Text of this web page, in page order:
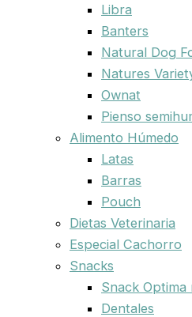
Libra
Banters
Natural Dog
Natures
Ownat
Pienso
Alimento Húmedo
Latas
Barras
Pouch
Dietas Veterinaria
Especial Cachorro
Snacks
Snack Optima
Dentales